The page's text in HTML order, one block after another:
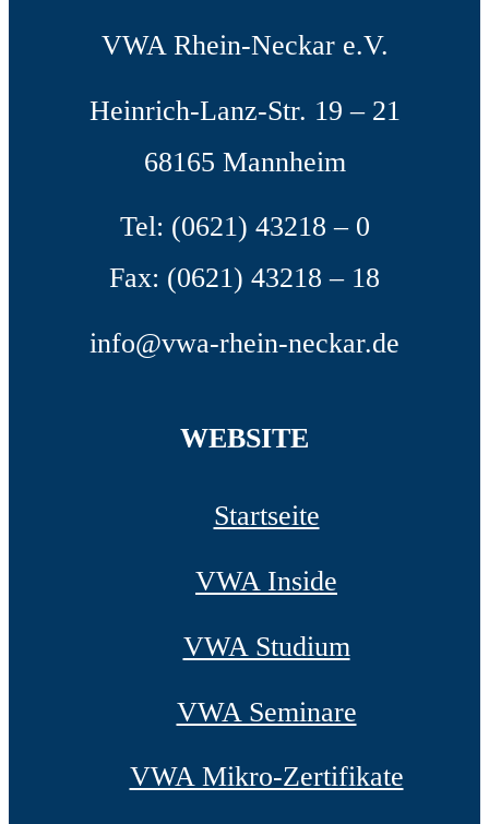
VWA Rhein-Neckar e.V.
Heinrich-Lanz-Str. 19 – 21
68165 Mannheim
Tel: (0621) 43218 – 0
Fax: (0621) 43218 – 18
info@vwa-rhein-neckar.de
WEBSITE
Startseite
VWA Inside
VWA Studium
VWA Seminare
VWA Mikro-Zertifikate